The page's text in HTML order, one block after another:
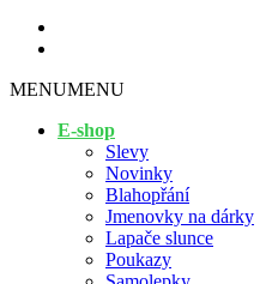
MENUMENU
E-shop
Slevy
Novinky
Blahopřání
Jmenovky na dárky
Lapače slunce
Poukazy